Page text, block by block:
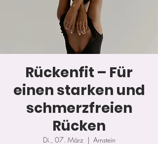
Rückenfit – Für
einen starken und
schmerzfreien
Rücken
Di., 07. März
  |
Arnstein